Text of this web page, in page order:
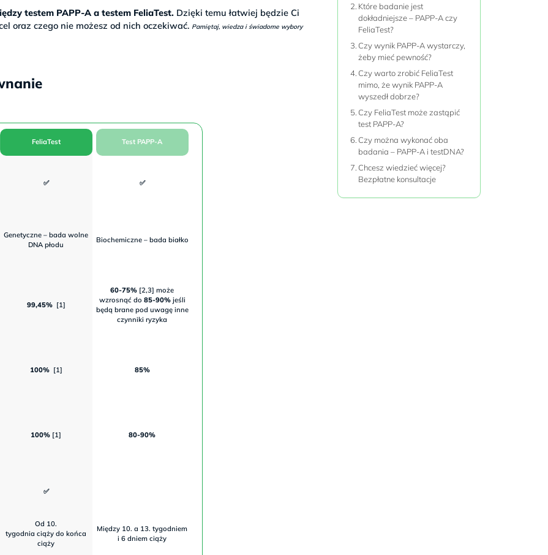
testem PAPP-A a testem FeliaTest. Dzięki temu łatwiej będzie Ci
oraz czego nie możesz od nich oczekiwać. Pamiętaj, wiedza i świadome wybory
FeliaTest Test PAPP-A
✅ ✅
Genetyczne – bada wolne
DNA płodu
Biochemiczne – bada białko
99,45% [1]
60-75% [2,3] może
wzrosnąć do 85-90%jeśli
będą brane pod uwagę inne
czynniki ryzyka
100%[1] 85%
100% [1] 80-90%
✅
Od 10.
tygodnia ciąży do końca
ciąży
Między 10. a 13. tygodniem
i 6 dniem ciąży
Które badanie jest
dokładniejsze – PAPP-A czy
FeliaTest?
Czy wynik PAPP-A wystarczy,
żeby mieć pewność?
Czy warto zrobić FeliaTest
mimo, że wynik PAPP-A
wyszedł dobrze?
Czy FeliaTest może zastąpić
test PAPP-A?
Czy można wykonać oba
badania – PAPP-A i testDNA?
Chcesz wiedzieć więcej?
Bezpłatne konsultacje